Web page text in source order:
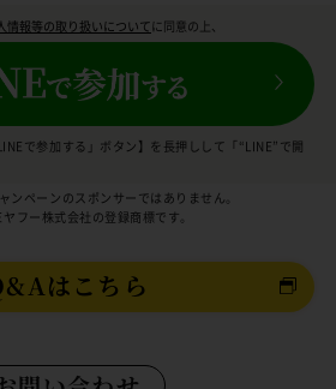
情報等の取り扱いについてに同意の上、
で参加する」ボタン】を長押しして「“LINE”で開
ペーンのスポンサーではありません。
フー株式会社の登録商標です。
はこちら